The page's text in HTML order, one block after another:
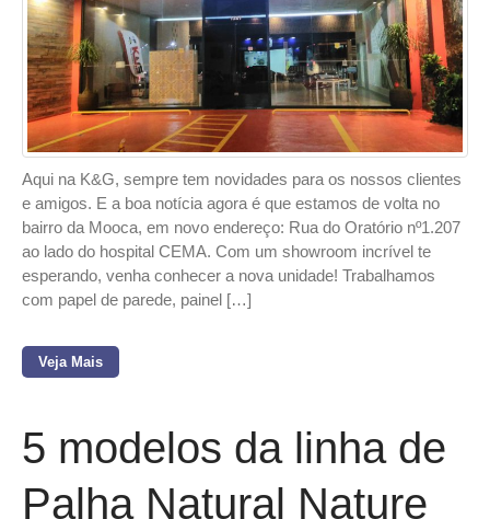
Aqui na K&G, sempre tem novidades para os nossos clientes
e amigos. E a boa notícia agora é que estamos de volta no
bairro da Mooca, em novo endereço: Rua do Oratório nº1.207
ao lado do hospital CEMA. Com um showroom incrível te
esperando, venha conhecer a nova unidade! Trabalhamos
com papel de parede, painel […]
Veja Mais
5 modelos da linha de
Palha Natural Nature